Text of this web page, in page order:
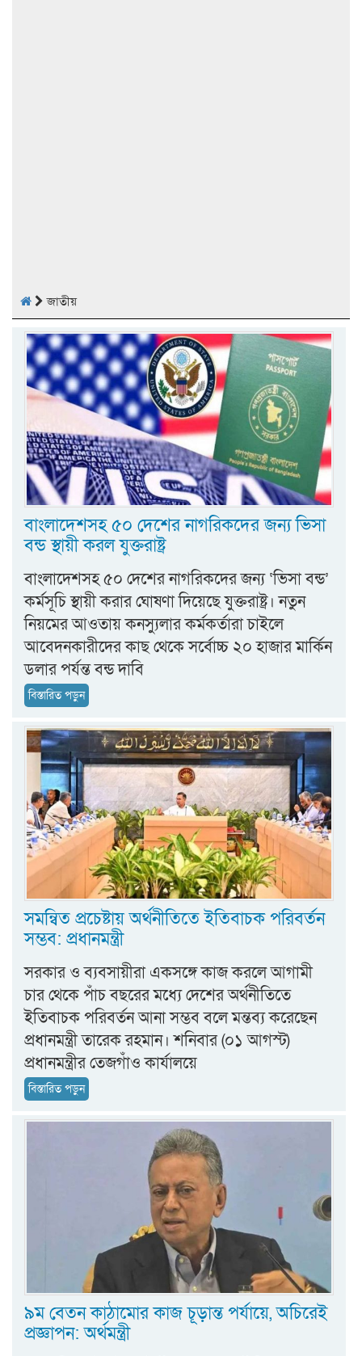
জাতীয়
বাংলাদেশসহ ৫০ দেশের নাগরিকদের জন্য ভিসা
বন্ড স্থায়ী করল যুক্তরাষ্ট্র
বাংলাদেশসহ ৫০ দেশের নাগরিকদের জন্য ‘ভিসা বন্ড’
কর্মসূচি স্থায়ী করার ঘোষণা দিয়েছে যুক্তরাষ্ট্র। নতুন
নিয়মের আওতায় কনস্যুলার কর্মকর্তারা চাইলে
আবেদনকারীদের কাছ থেকে সর্বোচ্চ ২০ হাজার মার্কিন
ডলার পর্যন্ত বন্ড দাবি
বিস্তারিত পড়ুন
সমন্বিত প্রচেষ্টায় অর্থনীতিতে ইতিবাচক পরিবর্তন
সম্ভব: প্রধানমন্ত্রী
সরকার ও ব্যবসায়ীরা একসঙ্গে কাজ করলে আগামী
চার থেকে পাঁচ বছরের মধ্যে দেশের অর্থনীতিতে
ইতিবাচক পরিবর্তন আনা সম্ভব বলে মন্তব্য করেছেন
প্রধানমন্ত্রী তারেক রহমান। শনিবার (০১ আগস্ট)
প্রধানমন্ত্রীর তেজগাঁও কার্যালয়ে
বিস্তারিত পড়ুন
৯ম বেতন কাঠামোর কাজ চূড়ান্ত পর্যায়ে, অচিরেই
প্রজ্ঞাপন: অর্থমন্ত্রী